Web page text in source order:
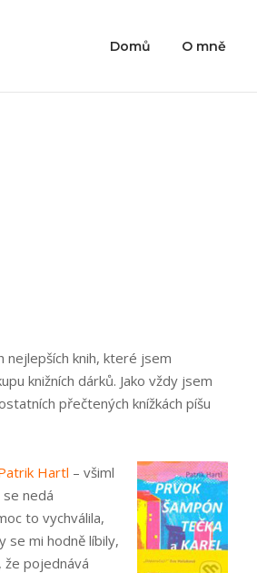
Domů O mně
nejlepších knih, které jsem
knižních dárků. Jako vždy jsem
přečtených knížkách píšu
Hartl – všiml
nedá
to vychválila,
se mi hodně líbily,
že pojednává